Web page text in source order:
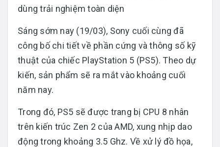
dùng trải nghiệm toàn diện
Sáng sớm nay (19/03), Sony cuối cùng đã
công bố chi tiết về phần cứng và thông số kỹ
thuật của chiếc PlayStation 5 (PS5). Theo dự
kiến, sản phẩm sẽ ra mắt vào khoảng cuối
năm nay.
Trong đó, PS5 sẽ được trang bị CPU 8 nhân
trên kiến trúc Zen 2 của AMD, xung nhịp dao
động trong khoảng 3.5 Ghz. Về xử lý đồ họa,